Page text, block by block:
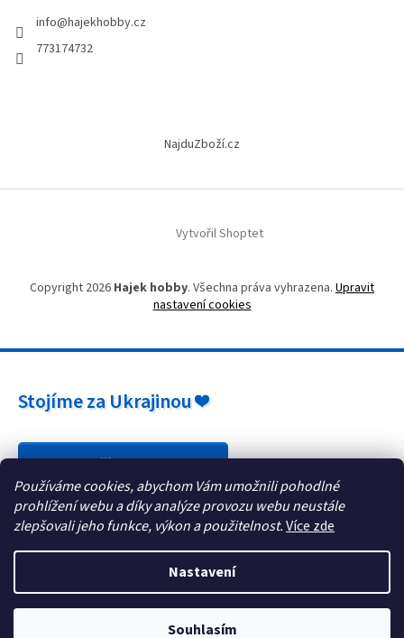
Používáme cookies, abychom Vám umožnili pohodlné
prohlížení webu a díky analýze provozu webu neustále
zlepšovali jeho funkce, výkon a použitelnost.Více zde
Nastavení
Souhlasím
info@hajekhobby.cz
773174732
NajduZboží.cz
Vytvořil Shoptet
Copyright 2026 Hajek hobby. Všechna práva vyhrazena. Upravit
nastavení cookies
Stojíme za Ukrajinou ❤️
Jak a čím pomoci »